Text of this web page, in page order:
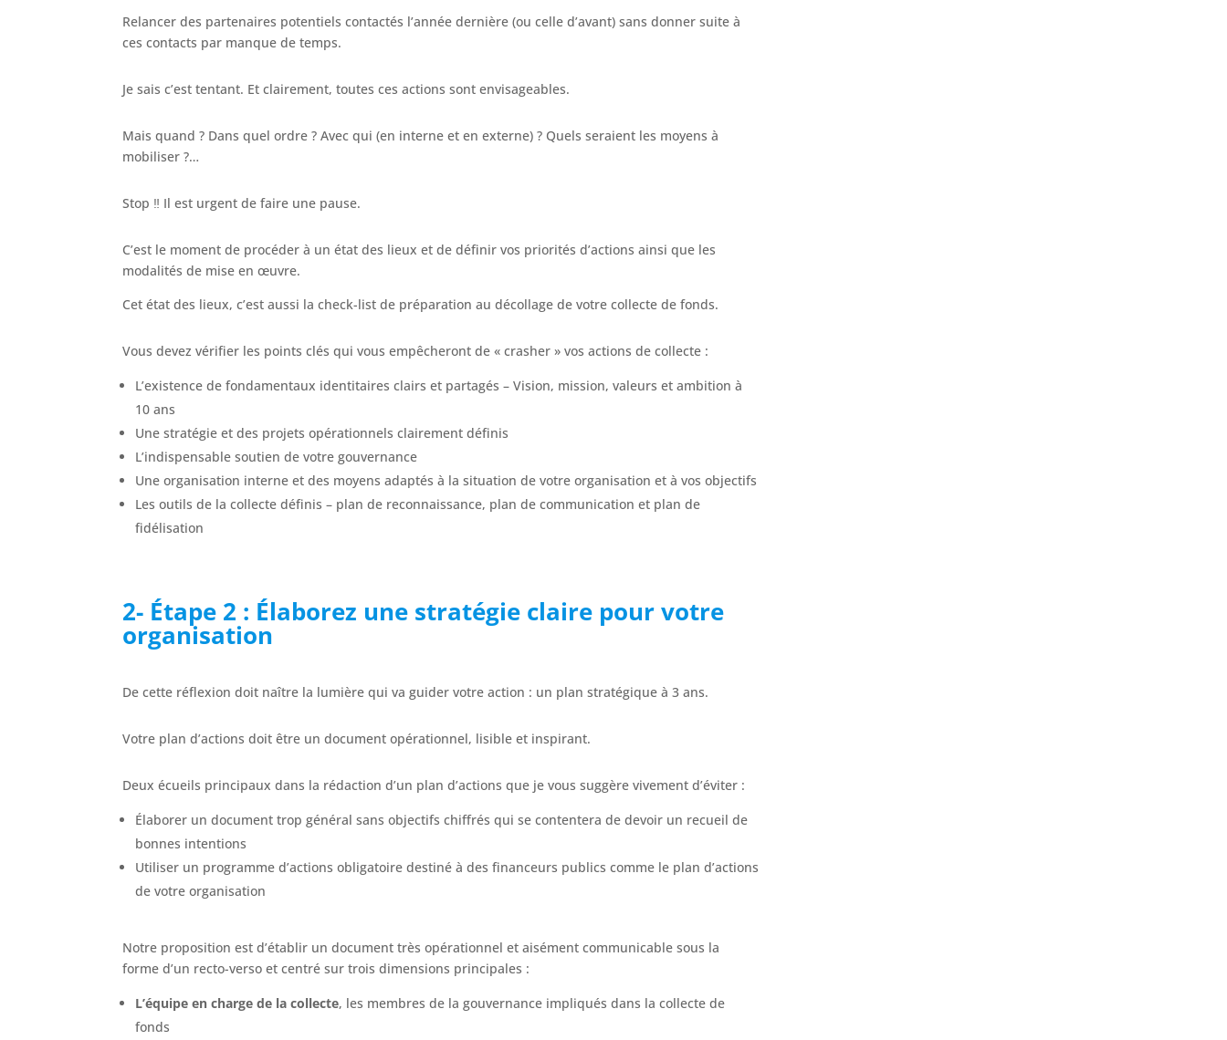
Relancer des partenaires potentiels contactés l’année dernière (ou celle d’avant) sans donner suite à
ces contacts par manque de temps.
Je sais c’est tentant. Et clairement, toutes ces actions sont envisageables.
Mais quand ? Dans quel ordre ? Avec qui (en interne et en externe) ? Quels seraient les moyens à
mobiliser ?…
Stop ‼️ Il est urgent de faire une pause.
C’est le moment de procéder à un état des lieux et de définir vos priorités d’actions ainsi que les
modalités de mise en œuvre.
Cet état des lieux, c’est aussi la check-list de préparation au décollage de votre collecte de fonds.
Vous devez vérifier les points clés qui vous empêcheront de « crasher » vos actions de collecte :
L’existence de fondamentaux identitaires clairs et partagés – Vision, mission, valeurs et ambition à
10 ans
Une stratégie et des projets opérationnels clairement définis
L’indispensable soutien de votre gouvernance
Une organisation interne et des moyens adaptés à la situation de votre organisation et à vos objectifs
Les outils de la collecte définis – plan de reconnaissance, plan de communication et plan de
fidélisation
2- Étape 2 : Élaborez une stratégie claire pour votre
organisation
De cette réflexion doit naître la lumière qui va guider votre action : un plan stratégique à 3 ans.
Votre plan d’actions doit être un document opérationnel, lisible et inspirant.
Deux écueils principaux dans la rédaction d’un plan d’actions que je vous suggère vivement d’éviter :
Élaborer un document trop général sans objectifs chiffrés qui se contentera de devoir un recueil de
bonnes intentions
Utiliser un programme d’actions obligatoire destiné à des financeurs publics comme le plan d’actions
de votre organisation
Notre proposition est d’établir un document très opérationnel et aisément communicable sous la
forme d’un recto-verso et centré sur trois dimensions principales :
L’équipe en charge de la collecte, les membres de la gouvernance impliqués dans la collecte de
fonds